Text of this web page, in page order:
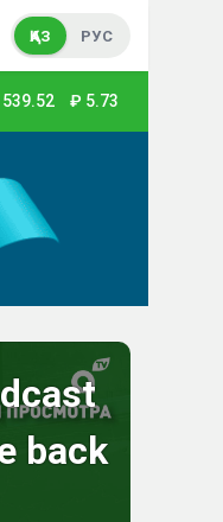
ҚАЗ РУС
539.52 ₽ 5.73